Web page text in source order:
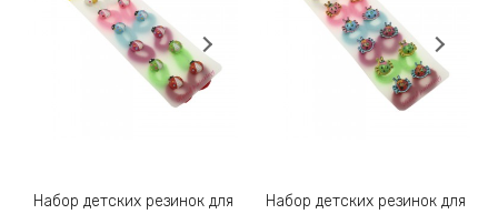
Набор детских резинок для
Набор детских резинок для